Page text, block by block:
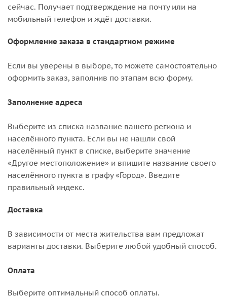
сейчас. Получает подтверждение на почту или на
мобильный телефон и ждёт доставки.
Оформление заказа в стандартном режиме
Если вы уверены в выборе, то можете самостоятельно
оформить заказ, заполнив по этапам всю форму.
Заполнение адреса
Выберите из списка название вашего региона и
населённого пункта. Если вы не нашли свой
населённый пункт в списке, выберите значение
«Другое местоположение» и впишите название своего
населённого пункта в графу «Город». Введите
правильный индекс.
Доставка
В зависимости от места жительства вам предложат
варианты доставки. Выберите любой удобный способ.
Оплата
Выберите оптимальный способ оплаты.